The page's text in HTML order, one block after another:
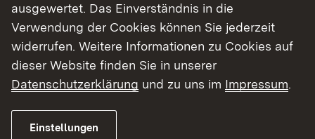
Themenübersicht
Themenübersicht
Soziale Medien
ausgewertet. Das Einverständnis in die
Verwendung der Cookies können Sie jederzeit
widerrufen. Weitere Informationen zu Cookies auf
dieser Website finden Sie in unserer
Datenschutzerklärung und zu uns im Impressum.
Einstellungen